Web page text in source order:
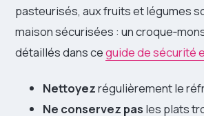
pasteurisés, aux fruits et légumes
maison sécurisées : un
détaillés dans ceguide de sécurité
Nettoyezrégulièrement le
Ne conservez pas les plats